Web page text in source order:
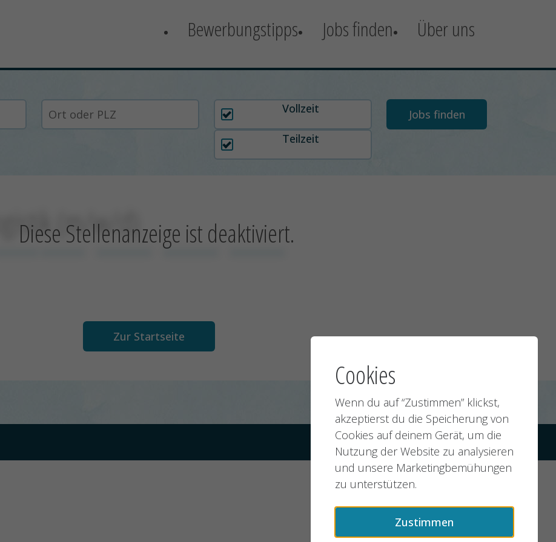
Bewerbungstipps Jobs finden Über uns
Arbeitszeit auswählen
Vollzeit
Teilzeit
Diese Stellenanzeige ist deaktiviert.
(m/w/d)
xxxxxxxxxx
Zur Startseite
© 2026 jobMIXER.de, alle Rechte vorbehalten
Cookies
Wenn du auf “Zustimmen” klickst,
akzeptierst du die Speicherung von
Cookies auf deinem Gerät, um die
Nutzung der Website zu analysieren
und unsere Marketingbemühungen
zu unterstützen.
Zustimmen